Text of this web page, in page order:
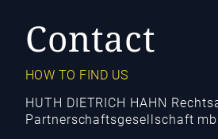
Contact
HOW TO FIND US
HUTH DIETRICH HAHN
Partnerschaftsgesellschaft